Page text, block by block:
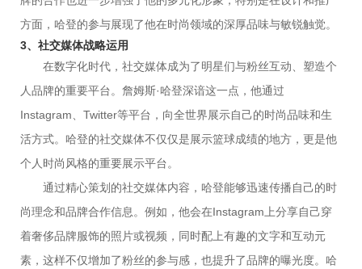
方面，哈登的参与展现了他在时尚领域的深厚品味与敏锐触觉。
3、社交媒体战略运用
在数字化时代，社交媒体成为了明星们与粉丝互动、塑造个
人品牌的重要平台。詹姆斯·哈登深谙这一点，他通过
Instagram、Twitter等平台，向全世界展示自己的时尚品味和生
活方式。哈登的社交媒体不仅仅是展示篮球成绩的地方，更是他
个人时尚风格的重要展示平台。
通过精心策划的社交媒体内容，哈登能够迅速传播自己的时
尚理念和品牌合作信息。例如，他会在Instagram上分享自己穿
着奢侈品牌服饰的照片或视频，同时配上有趣的文字和互动元
素，这样不仅增加了粉丝的参与感，也提升了品牌的曝光度。哈